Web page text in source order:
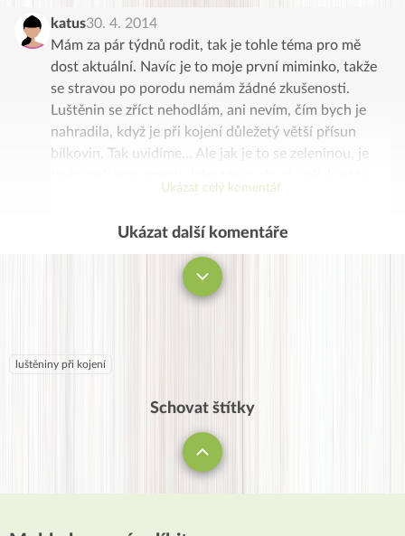
katus30. 4. 2014
Mám za pár týdnů rodit, tak je tohle téma pro mě
dost aktuální. Navíc je to moje první miminko, takže
se stravou po porodu nemám žádné zkušenosti.
Luštěnin se zříct nehodlám, ani nevím, čím bych je
nahradila, když je při kojení důležetý větší přísun
bílkovin. Tak uvidíme… Ale jak je to se zeleninou, je
brokolice? Ani jedna mě nenadýmá a nedovedu si to
špatnou chuť a miminko je pak nechce. Vy jste
opravdu v jídelníčku nic neměnily?
Ukázat celý komentář
Ukázat další komentáře
luštěniny při kojení
Schovat štítky